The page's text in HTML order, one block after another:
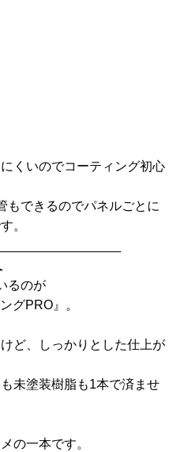
くいのでコーティング初心
もできるのでパネルごとに
。
るのが
グPRO』。
ど、しっかりとした仕上が
未塗装樹脂も1本で済ませ
の一本です。